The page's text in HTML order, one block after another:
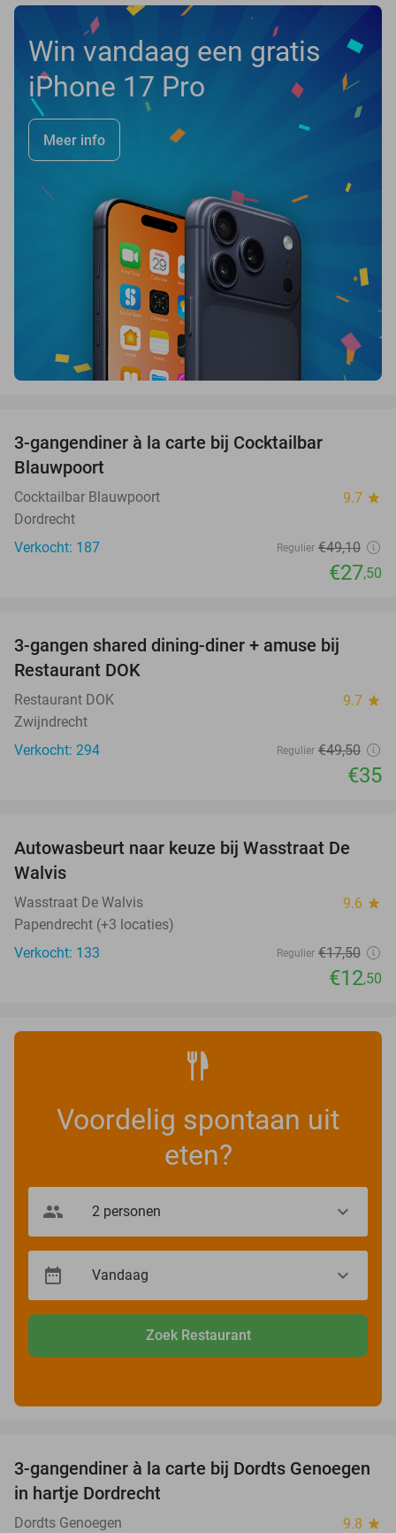
Win vandaag een gratis
iPhone 17 Pro
Meer info
3-gangendiner à la carte bij Cocktailbar
Blauwpoort
Cocktailbar Blauwpoort 9.7 star
Dordrecht
Verkocht: 187
Regulier €49,10
€27,50
3-gangen shared dining-diner + amuse bij
Restaurant DOK
Restaurant DOK 9.7 star
Zwijndrecht
Verkocht: 294
Regulier €49,50
€35
29%
Autowasbeurt naar keuze bij Wasstraat De
Walvis
Wasstraat De Walvis 9.6 star
Papendrecht (+3 locaties)
Verkocht: 133
Regulier €17,50
€12,50
Voordelig spontaan uit
eten?
Zoek Restaurant
31%
3-gangendiner à la carte bij Dordts Genoegen
in hartje Dordrecht
Dordts Genoegen 9.8 star